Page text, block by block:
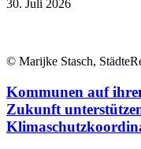
30. Juli 2026
© Marijke Stasch,
Kommunen auf
Zukunft